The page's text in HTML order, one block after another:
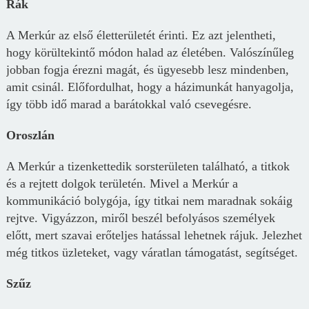
Rák
A Merkúr az első életterületét érinti. Ez azt jelentheti,
hogy körültekintő módon halad az életében. Valószínűleg
jobban fogja érezni magát, és ügyesebb lesz mindenben,
amit csinál. Előfordulhat, hogy a házimunkát hanyagolja,
így több idő marad a barátokkal való csevegésre.
Oroszlán
A Merkúr a tizenkettedik sorsterületen található, a titkok
és a rejtett dolgok területén. Mivel a Merkúr a
kommunikáció bolygója, így titkai nem maradnak sokáig
rejtve. Vigyázzon, miről beszél befolyásos személyek
előtt, mert szavai erőteljes hatással lehetnek rájuk. Jelezhet
még titkos üzleteket, vagy váratlan támogatást, segítséget.
Szűz